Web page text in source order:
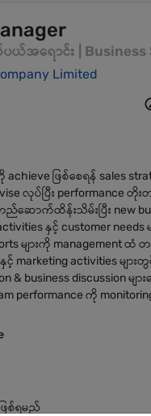
ပယ်အရောင်း |
Limited
ကို achieve ဖြစ်စေရန် sales
လုပ်ပြီး performance
တည်ဆောက်ထိန်းသိမ်းပြီး new
နှင့် customer needs
များကို management ထံ တ
င့် marketing activities မျာ
& business discussion မျ
performance ကို
ြစ်ရမည်